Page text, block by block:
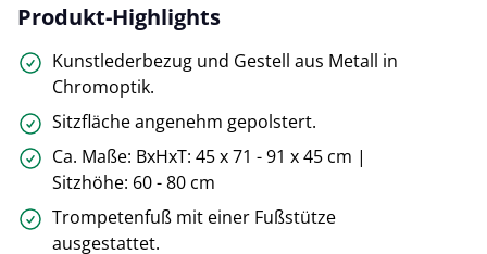
Produkt-Highlights
Kunstlederbezug und Gestell aus Metall in
Chromoptik.
Sitzfläche angenehm gepolstert.
Ca. Maße: BxHxT: 45 x 71 - 91 x 45 cm |
Sitzhöhe: 60 - 80 cm
Trompetenfuß mit einer Fußstütze
ausgestattet.